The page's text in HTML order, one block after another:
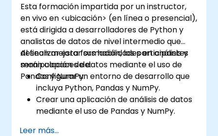
Esta formación impartida por un instructor,
en vivo en <ubicación> (en línea o presencial),
está dirigida a desarrolladores de Python y
analistas de datos de nivel intermedio que
desean mejorar sus habilidades en análisis y
manipulación de datos mediante el uso de
Pandas y NumPy.
Al finalizar esta formación, los participantes
serán capaces de:
Configurar un entorno de desarrollo que
incluya Python, Pandas y NumPy.
Crear una aplicación de análisis de datos
mediante el uso de Pandas y NumPy.
Leer más...